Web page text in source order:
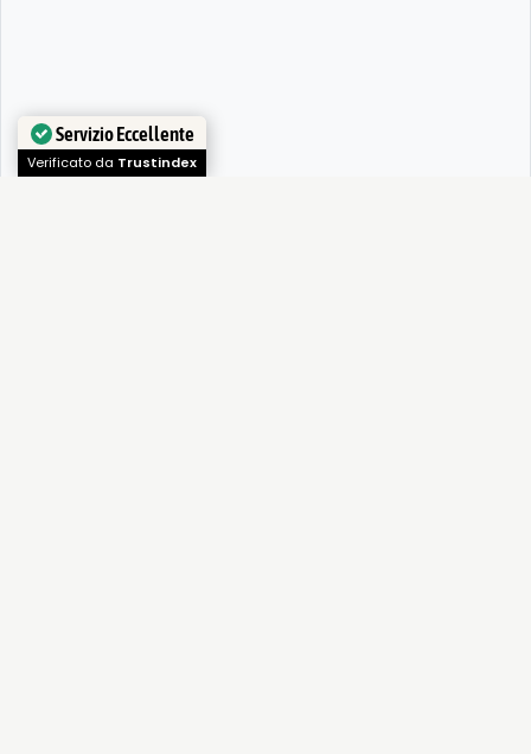
Servizio Eccellente
Verificato da Trustindex